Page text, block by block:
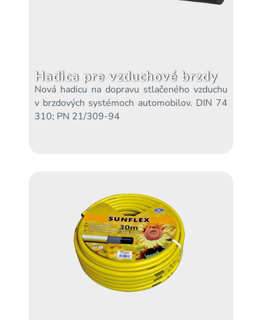
Hadica pre vzduchové brzdy
Nová hadicu na dopravu stlačeného vzduchu
v brzdových systémoch automobilov. DIN 74
310; PN 21/309-94